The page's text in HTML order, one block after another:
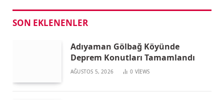
SON EKLENENLER
Adıyaman Gölbağ Köyünde
Deprem Konutları Tamamlandı
AĞUSTOS 5, 2026 0 VIEWS